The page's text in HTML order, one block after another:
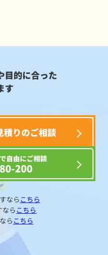
目的に合った
す
積りのご相談
自由にご相談
200
なら こちら
なら こちら
らこちら